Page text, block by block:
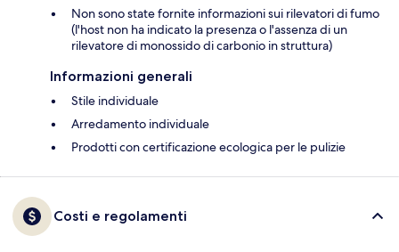
Non sono state fornite informazioni sui rilevatori di fumo
(l'host non ha indicato la presenza o l'assenza di un
rilevatore di monossido di carbonio in struttura)
Informazioni generali
Stile individuale
Arredamento individuale
Prodotti con certificazione ecologica per le pulizie
Costi e regolamenti